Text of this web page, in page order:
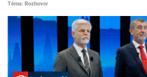
Téma: Rozhovor